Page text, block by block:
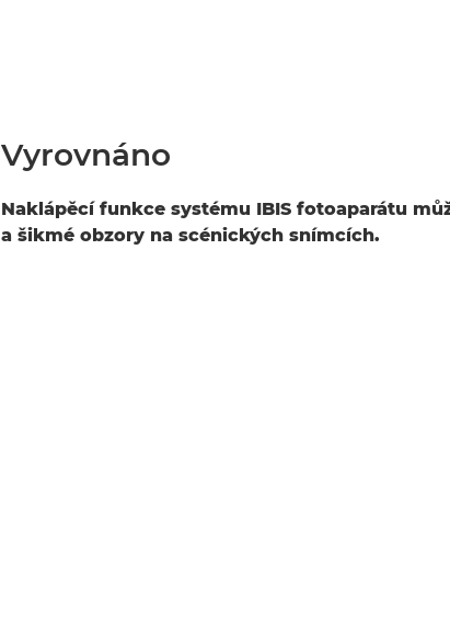
Vyrovnáno
Naklápěcí funkce systému IBIS fotoaparátu
a šikmé obzory na scénických snímcích.